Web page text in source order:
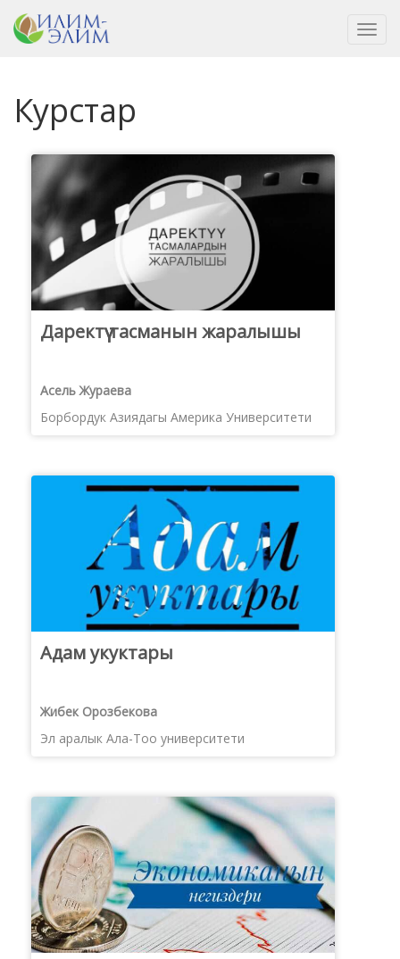
Курстар
Даректүү тасманын жаралышы
Асель Жураева
Борбордук Азиядагы Америка Университети
Адам укуктары
Жибек Орозбекова
Эл аралык Ала-Тоо университети